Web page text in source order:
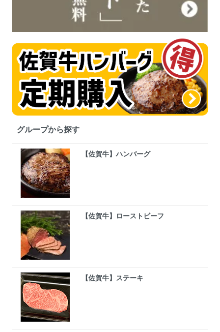
グループから探す
【佐賀牛】ハンバーグ
【佐賀牛】ローストビーフ
【佐賀牛】ステーキ